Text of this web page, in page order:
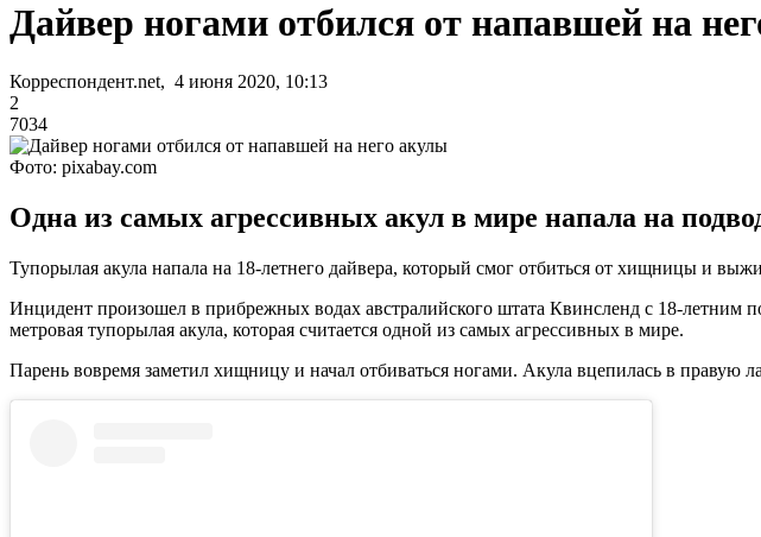
Дайвер ногами отбился от напавшей на
Корреспондент.net, 4 июня 2020, 10:13
2
7034
Фото: pixabay.com
Одна из самых агрессивных акул в мире напала на
Тупорылая акула напала на 18-летнего дайвера, который смог отбиться от хищницы и
Инцидент произошел в прибрежных водах австралийского штата Квинсленд с 18-
метровая тупорылая акула, которая считается одной из самых агрессивных в мире.
Парень вовремя заметил хищницу и начал отбиваться ногами. Акула вцепилась в правую